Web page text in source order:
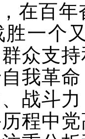
在百
一个
众支
我革
战斗
程中